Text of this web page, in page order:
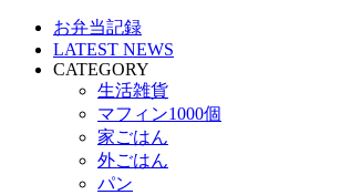
お弁当記録
LATEST NEWS
CATEGORY
生活雑貨
マフィン1000個
家ごはん
外ごはん
パン